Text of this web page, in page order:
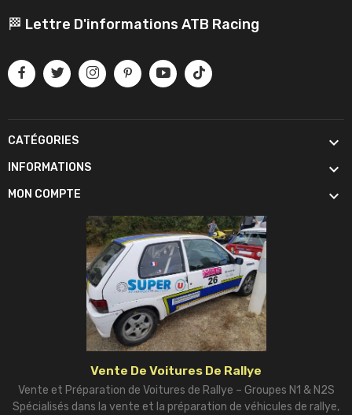
🏁 Lettre D'informations ATB Racing
CATÉGORIES 
INFORMATIONS 
MON COMPTE 
Vente De Voitures De Rallye
Vente et Préparation de Voitures de Rallye – Groupes N1 & N2S
Spécialisés dans la vente et la préparation de véhicules de rallye,